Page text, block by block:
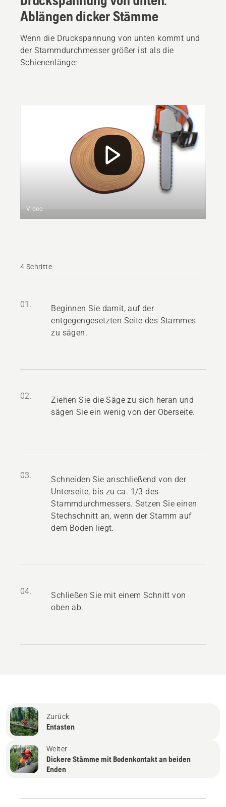
Ablängen dicker Stämme
Wenn die Druckspannung von unten kommt und
der Stammdurchmesser größer ist als die
Schienenlänge:
Video
4 Schritte
01.
Beginnen Sie damit, auf der
entgegengesetzten Seite des Stammes
zu sägen.
02.
Ziehen Sie die Säge zu sich heran und
sägen Sie ein wenig von der Oberseite.
03.
Schneiden Sie anschließend von der
Unterseite, bis zu ca. 1/3 des
Stammdurchmessers. Setzen Sie einen
Stechschnitt an, wenn der Stamm auf
dem Boden liegt.
04.
Schließen Sie mit einem Schnitt von
oben ab.
Zurück
Entasten
Weiter
Dickere Stämme mit Bodenkontakt an beiden
Enden